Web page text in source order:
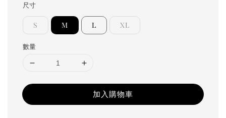
尺寸
S M L XL
數量
加入購物車